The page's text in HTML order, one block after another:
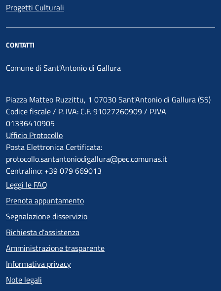
Progetti Culturali
CONTATTI
Comune di Sant'Antonio di Gallura
Piazza Matteo Ruzzittu, 1 07030 Sant'Antonio di Gallura (SS)
Codice fiscale / P. IVA: C.F. 91027260909 / P.IVA
01336410905
Ufficio Protocollo
Posta Elettronica Certificata:
protocollo.santantoniodigallura@pec.comunas.it
Centralino: +39 079 669013
Leggi le FAQ
Prenota appuntamento
Segnalazione disservizio
Richiesta d'assistenza
Amministrazione trasparente
Informativa privacy
Note legali